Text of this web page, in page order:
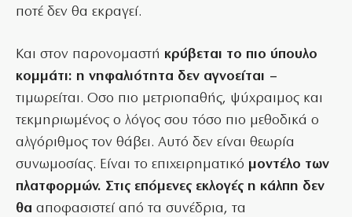
ποτέ δεν θα εκραγεί.
Και στον παρονομαστή κρύβεται το πιο ύπουλο
κομμάτι: η νηφαλιότητα δεν αγνοείται –
τιμωρείται. Οσο πιο μετριοπαθής, ψύχραιμος και
τεκμηριωμένος ο λόγος σου τόσο πιο μεθοδικά ο
αλγόριθμος τον θάβει. Αυτό δεν είναι θεωρία
συνωμοσίας. Είναι το επιχειρηματικό μοντέλο των
πλατφορμών. Στις επόμενες εκλογές η κάλπη δεν
θα αποφασιστεί από τα συνέδρια, τα